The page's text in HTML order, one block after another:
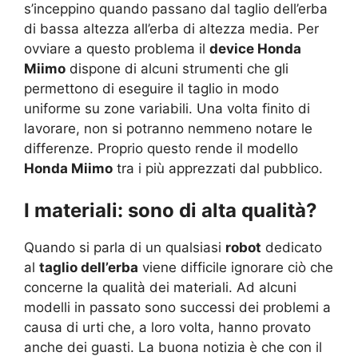
s’inceppino quando passano dal taglio dell’erba
di bassa altezza all’erba di altezza media. Per
ovviare a questo problema il device Honda
Miimo dispone di alcuni strumenti che gli
permettono di eseguire il taglio in modo
uniforme su zone variabili. Una volta finito di
lavorare, non si potranno nemmeno notare le
differenze. Proprio questo rende il modello
Honda Miimo tra i più apprezzati dal pubblico.
I materiali: sono di alta qualità?
Quando si parla di un qualsiasi robot dedicato
al taglio dell’erba viene difficile ignorare ciò che
concerne la qualità dei materiali. Ad alcuni
modelli in passato sono successi dei problemi a
causa di urti che, a loro volta, hanno provato
anche dei guasti. La buona notizia è che con il